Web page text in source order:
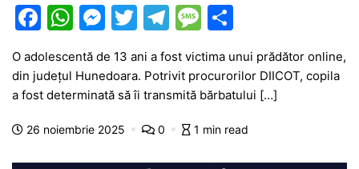
F
c
e
b
o
W
at
s
A
p
M
s
s
e
T
itt
er
T
e
gr
a
m
M
s
s
a
ta
je
a
z
O adolescentă de 13 ani a fost victima unui prădător online,
din județul Hunedoara. Potrivit procurorilor DIICOT, copila
a fost determinată să îi transmită bărbatului […]
26 noiembrie 2025 0 1 min read